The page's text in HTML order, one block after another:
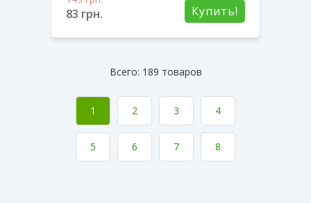
Купить!
83 грн.
Всего: 189 товаров
1 2 3 4
5 6 7 8